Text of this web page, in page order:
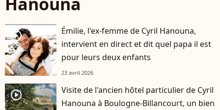
player2
Émilie, l'ex-femme de Cyril Hanouna,
intervient en direct et dit quel papa il est
pour leurs deux enfants
23 avril 2026
player2
Visite de l'ancien hôtel particulier de Cyril
Hanouna à Boulogne-Billancourt, un bien